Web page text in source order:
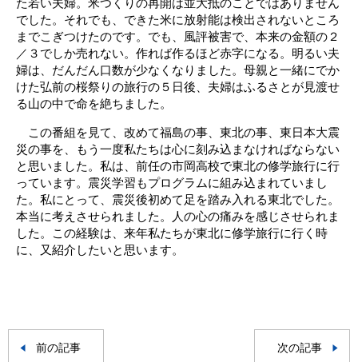
でした。それでも、できた米に放射能は検出されないところ
までこぎつけたのです。でも、風評被害で、本来の金額の２
／３でしか売れない。作れば作るほど赤字になる。明るい夫
婦は、だんだん口数が少なくなりました。母親と一緒にでか
けた弘前の桜祭りの旅行の５日後、夫婦はふるさとが見渡せ
る山の中で命を絶ちました。
この番組を見て、改めて福島の事、東北の事、東日本大震
災の事を、もう一度私たちは心に刻み込まなければならない
と思いました。私は、前任の市岡高校で東北の修学旅行に行
っています。震災学習もプログラムに組み込まれていまし
た。私にとって、震災後初めて足を踏み入れる東北でした。
本当に考えさせられました。人の心の痛みを感じさせられま
した。この経験は、来年私たちが東北に修学旅行に行く時
に、又紹介したいと思います。
前の記事 次の記事